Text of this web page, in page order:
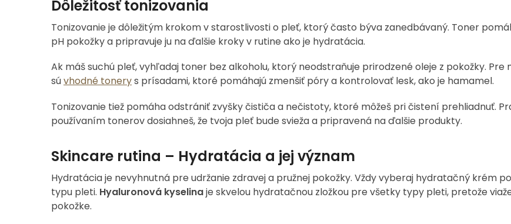
Dôležitosť tonizovania
Tonizovanie je dôležitým krokom v starostlivosti o pleť, ktorý často býva zanedbávaný. Toner
pH pokožky a pripravuje ju na ďalšie kroky v rutine ako je hydratácia.
Ak máš suchú pleť, vyhľadaj toner bez alkoholu, ktorý neodstraňuje prirodzené oleje z pokožky. Pre
súvhodné tonerys prísadami, ktoré pomáhajú zmenšiť póry a kontrolovať lesk, ako je hamamel.
Tonizovanie tiež pomáha odstrániť zvyšky čističa a nečistoty, ktoré môžeš pri čistení prehliadnuť.
používaním tonerov dosiahneš, že tvoja pleť bude svieža a pripravená na ďalšie produkty.
Skincare rutina – Hydratácia a jej význam
Hydratácia je nevyhnutná pre udržanie zdravej a pružnej pokožky. Vždy vyberaj hydratačný krém
typu pleti. Hyaluronová kyselinaje skvelou hydratačnou zložkou pre všetky typy pleti, pretože
pokožke.